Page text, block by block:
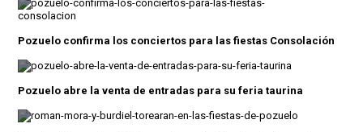
Pozuelo confirma los conciertos para las fiestas Consolación
Pozuelo abre la venta de entradas para su feria taurina